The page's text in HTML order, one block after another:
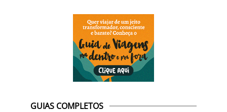
GUIAS COMPLETOS